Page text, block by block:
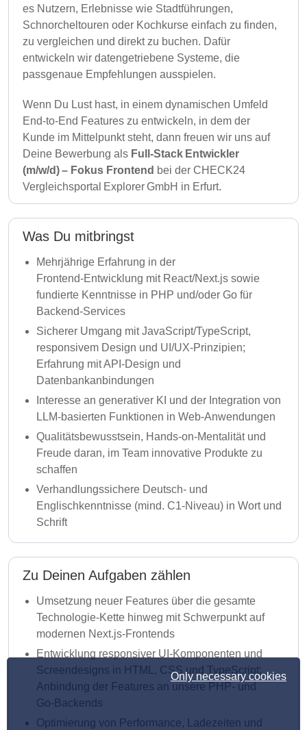
Only necessary cookies
es Nutzern, Erlebnisse wie Stadtführungen,
Schnorchel­touren oder Kochkurse einfach zu finden,
zu vergleichen und direkt zu buchen. Dafür
entwickeln wir datengetriebene Systeme, die
passgenaue Empfehlungen ausspielen.
Wenn Du Lust hast, in einem dynamischen Umfeld
End‑to‑End Features zu entwickeln, in dem der
Kunde im Mittelpunkt steht, dann freuen wir uns auf
Deine Bewerbung als Full-Stack Entwickler
(m/w/d) – Fokus Frontend bei der CHECK24
Vergleichsportal Explorer GmbH in Erfurt.
Was Du mitbringst
Mehrjährige Erfahrung in der
Frontend‑Entwicklung mit React/Next.js sowie
fundierte Kenntnisse in PHP und/oder Go für
Backend‑Services
Sicherer Umgang mit JavaScript/TypeScript,
responsivem Design und UI/UX‑Prinzipien;
Erfahrung mit API‑Design und
Datenbankanbindungen
Interesse an generativer KI und der Integration von
LLM‑basierten Funktionen in Web‑Anwendungen
Qualitätsbewusstsein, Hands‑on‑Mentalität und
Freude daran, im Team innovative Produkte zu
schaffen
Verhandlungssichere Deutsch‑ und
Englischkenntnisse (mind. C1-Niveau) in Wort und
Schrift
Zu Deinen Aufgaben zählen
Umsetzung neuer Features über die gesamte
Technologie‑Kette hinweg mit Schwerpunkt auf
modernen Next.js‑Frontends
Entwicklung responsiver UI‑Komponenten und
Screendesigns in HTML, CSS und TypeScript;
Anbindung der Features an unsere PHP‑ und
Go‑Backends
Optimierung von Performance, Ladezeiten und